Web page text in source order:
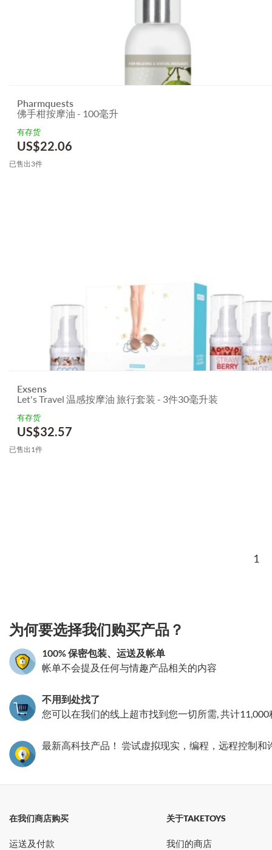
Pharmquests
佛手柑按摩油 - 100毫升
有存货
US$22.06
已售出3件
Exsens
Let's Travel 温感按摩油 旅行套装 - 3件30毫升装
有存货
US$32.57
已售出1件
1
为何要选择我们购买产品？
100% 保密包装、运送及帐单
帐单不会提及任何与情趣产品相关的内容
不用到处找了
您可以在我们的线上超市找到您一切所需, 共计11,000
最新高科技产品！ 尝试虚拟现实，编程，远程控制
在我们商店购买
运送及付款
关于TAKETOYS
我们的商店